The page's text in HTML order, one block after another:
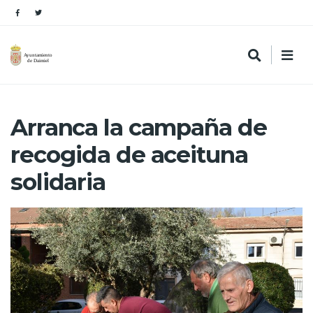
Arranca la campaña de
recogida de aceituna
solidaria